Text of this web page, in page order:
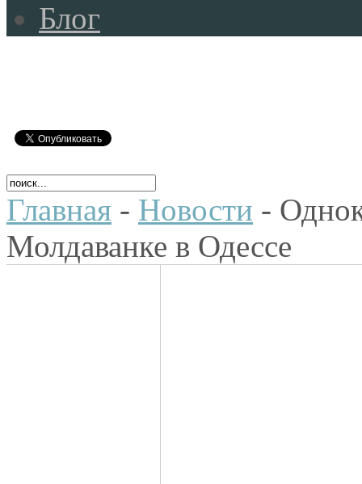
Блог
Главная - Новости -
Молдаванке в Одессе